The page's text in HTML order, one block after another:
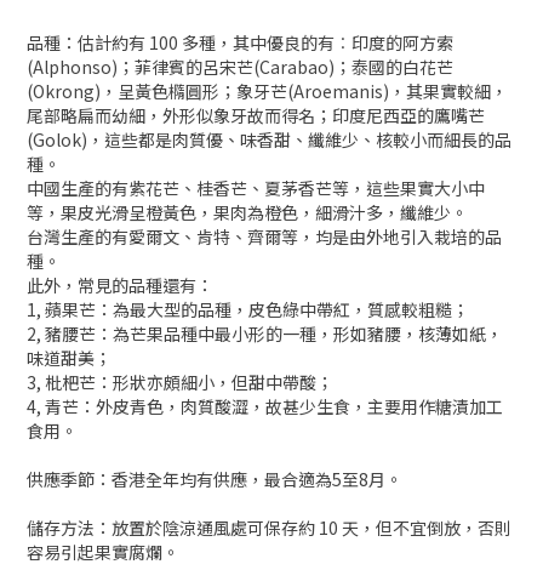
品種：估計約有 100 多種，其中優良的有︰印度的阿方索
(Alphonso)；菲律賓的呂宋芒(Carabao)；泰國的白花芒
(Okrong)，呈黃色橢圓形；象牙芒(Aroemanis)，其果實較細，
尾部略扁而幼細，外形似象牙故而得名；印度尼西亞的鷹嘴芒
(Golok)，這些都是肉質優、味香甜、纖維少、核較小而細長的品
種。
中國生產的有紫花芒、桂香芒、夏茅香芒等，這些果實大小中
等，果皮光滑呈橙黃色，果肉為橙色，細滑汁多，纖維少。
台灣生產的有愛爾文、肯特、齊爾等，均是由外地引入栽培的品
種。
此外，常見的品種還有：
1, 蘋果芒：為最大型的品種，皮色綠中帶紅，質感較粗糙；
2, 豬腰芒：為芒果品種中最小形的一種，形如豬腰，核薄如紙，
味道甜美；
3, 枇杷芒：形狀亦頗細小，但甜中帶酸；
4, 青芒：外皮青色，肉質酸澀，故甚少生食，主要用作糖漬加工
食用。
供應季節：香港全年均有供應，最合適為5至8月。
儲存方法：放置於陰涼通風處可保存約 10 天，但不宜倒放，否則
容易引起果實腐爛。